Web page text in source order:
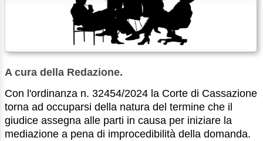
A cura della Redazione.
Con l'ordinanza n. 32454/2024 la Corte di Cassazione
torna ad occuparsi della natura del termine che il
giudice assegna alle parti in causa per iniziare la
mediazione a pena di improcedibilità della domanda.